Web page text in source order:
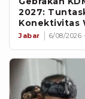
2027:
Konektivitas
Jabar 6/08/2026 -